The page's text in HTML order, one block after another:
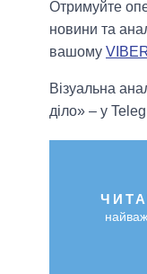
Отримуйте
новини та
вашому
Візуальна
діло» – у